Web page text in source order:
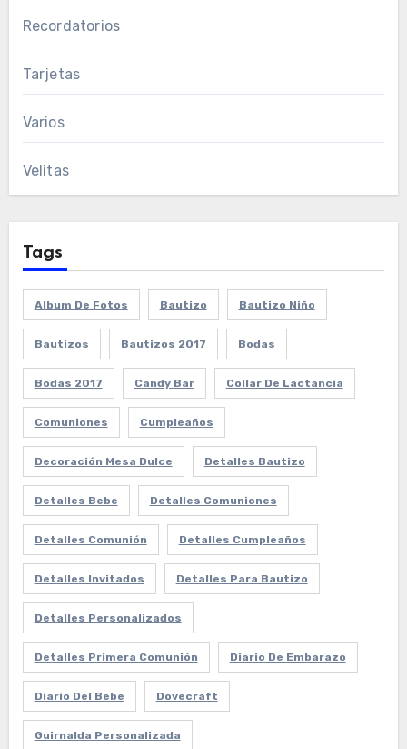
Recordatorios
Tarjetas
Varios
Velitas
Tags
Album De Fotos Bautizo Bautizo Niño
Bautizos Bautizos 2017 Bodas
Bodas 2017 Candy Bar Collar De Lactancia
Comuniones Cumpleaños
Decoración Mesa Dulce Detalles Bautizo
Detalles Bebe Detalles Comuniones
Detalles Comunión Detalles Cumpleaños
Detalles Invitados Detalles Para Bautizo
Detalles Personalizados
Detalles Primera Comunión Diario De Embarazo
Diario Del Bebe Dovecraft
Guirnalda Personalizada